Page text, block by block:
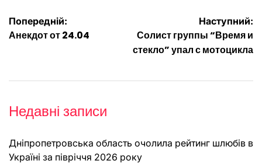
Навігація
Попередній:
Анекдот от 24.04
Наступний:
Солист группы “Время и
стекло” упал с мотоцикла
Недавні записи
Дніпропетровська область очолила рейтинг шлюбів в
Україні за півріччя 2026 року